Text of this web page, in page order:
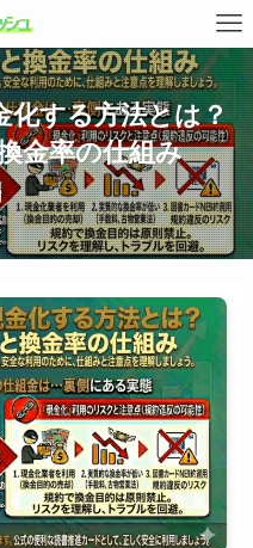
化する方法とは？
金率の仕組み